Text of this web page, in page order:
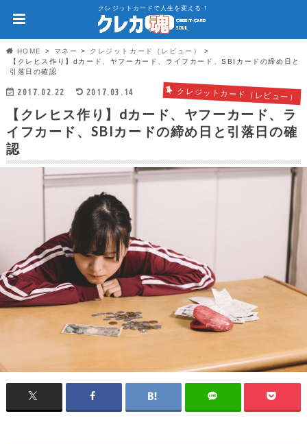
クレジットカードで人生を変える！
HOME マネー
クレジットカード（レビュー）
【クレヒス作り】dカード、ヤフーカード、ライフカード、SBIカードの締め日と
引落日の確認
2017.02.22 2017.03.14 クレジットカード（レビュー）
【クレヒス作り】dカード、ヤフーカード、ラ
イフカード、SBIカードの締め日と引落日の確
認